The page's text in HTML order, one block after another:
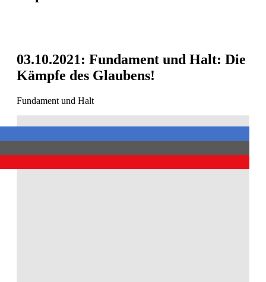
03.10.2021: Fundament und Halt: Die
Kämpfe des Glaubens!
Fundament und Halt